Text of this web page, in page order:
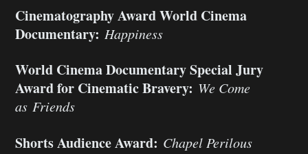
Cinematography Award World Cinema
Documentary: Happiness
World Cinema Documentary Special Jury
Award for Cinematic Bravery: We Come
as Friends
Shorts Audience Award: Chapel Perilous